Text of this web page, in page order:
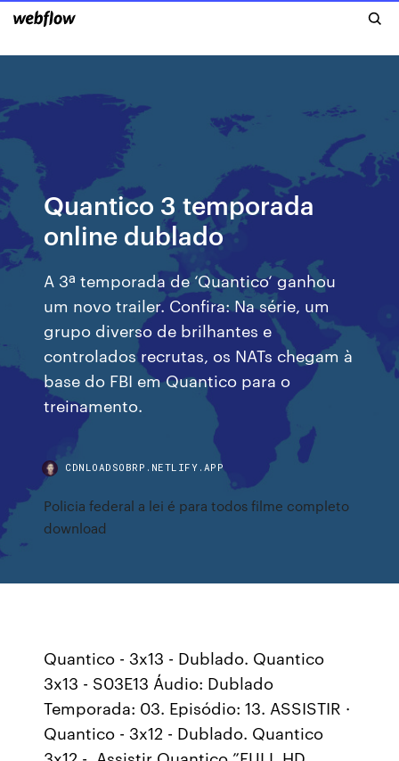
Quantico 3 temporada
online dublado
A 3ª temporada de ‘Quantico‘ ganhou
um novo trailer. Confira: Na série, um
grupo diverso de brilhantes e
controlados recrutas, os NATs chegam à
base do FBI em Quantico para o
treinamento.
CDNLOADSOBRP.NETLIFY.APP
Policia federal a lei é para todos filme completo
download
Quantico - 3x13 - Dublado. Quantico
3x13 - S03E13 Áudio: Dublado
Temporada: 03. Episódio: 13. ASSISTIR ·
Quantico - 3x12 - Dublado. Quantico